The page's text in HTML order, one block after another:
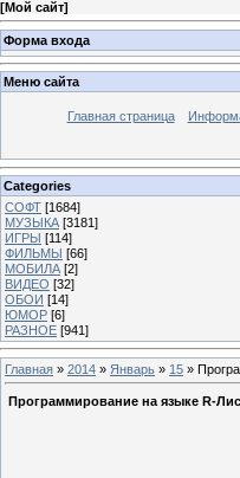
[Мой сайт]
Форма входа
Меню сайта
Главная страница
Categories
СОФТ [1684]
МУЗЫКА [3181]
ИГРЫ [114]
ФИЛЬМЫ [66]
МОБИЛА [2]
ВИДЕО [32]
ОБОИ [14]
ЮМОР [6]
РАЗНОЕ [941]
Главная » 2014 » Январь » 15 »
Программирование на языке R-